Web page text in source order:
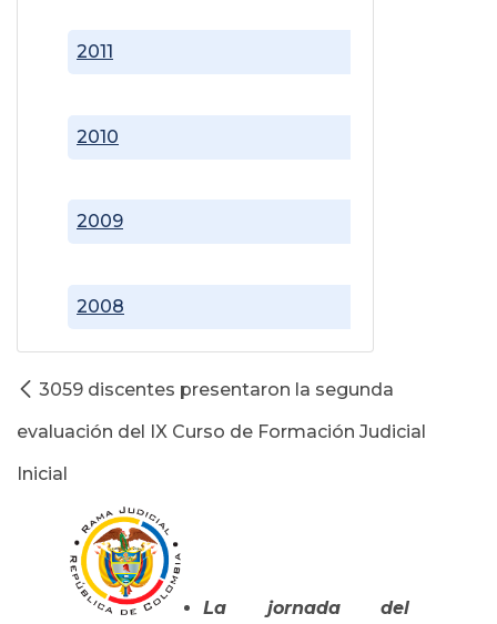
2008
2009
2010
2011
3059 discentes presentaron la segunda
evaluación del IX Curso de Formación Judicial
Inicial
La jornada del